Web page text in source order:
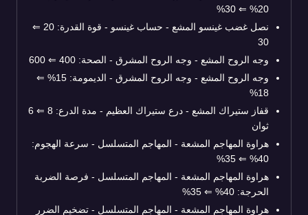
20%
⇐
نصل غضب غينسو المشع - حساب غينسو - قوة القدرة: 20
⇐
30
وجه الروح المشع - وجه الروح المشرق - الصحة: 400
⇐
وجه الروح المشع - وجه الروح المشرق - الديمومة: 15%
⇐
18%
قفاز ستيراك المشع - درع ستيراك العظيم - مدة الدرع: 8
⇐
6
ثوان
هراوة المهاجم المشعة - المهاجم المتسلسل - سرعة الهجوم:
40%
⇐
هراوة المهاجم المشعة - المهاجم المتسلسل - فرصة الضربة
الحرجة: 40%
⇐
هراوة المهاجم المشعة - المهاجم المتسلسل - تضخيم الضرر